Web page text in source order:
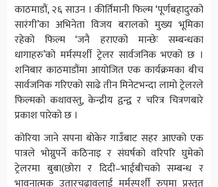
काठमाडौं, २६ साउन । कीर्तिमानी फिल्म ‘पूर्णबहादुरको
सारंगी’का अभिनेता विजय बरालको मुख्य भूमिका
रहेको फिल्म ‘जनै हराएको मान्छेः सम्बन्धका
धागाहरु’को मर्मस्पर्शी ट्रेलर सार्वजनिक भएको छ ।
शनिबार काठमाडौंमा आयोजित एक कार्यक्रमका बीच
सार्वजनिक गरिएको साढे तीन मिनेटभन्दा लामो ट्रेलरले
फिल्मको कथावस्तु, केन्द्रीय द्वन्द्व र चरित्र चित्रणबारे
प्रकाश पारेको छ ।
कोरिया जाने सपना बोकेर गाउँबाट सहर आएको एक
पात्रले भोग्नुपर्ने कठिनाइ र संघर्षको वरिपरि घुमेको
ट्रेलरमा बुबा(छोरा र दिदी–भाईबीचको सम्बन्ध र
भावनात्मक उतारचढावलाई मर्मस्पर्शी रुपमा प्रस्तुत